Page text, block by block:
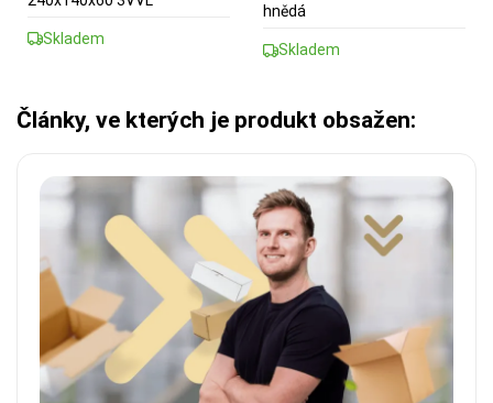
Skladem
hnědá
Skladem
Články, ve kterých je produkt obsažen: